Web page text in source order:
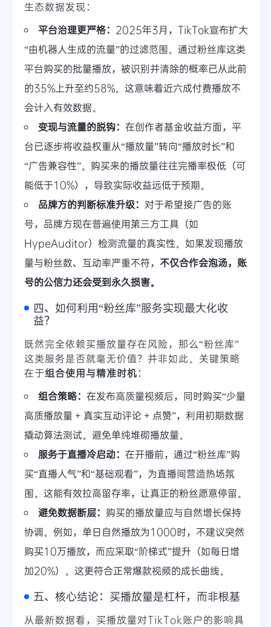
生态数据发现：
平台治理更严格： 2025年3月，TikTok宣布扩大
“由机器人生成的流量”的过滤范围。通过粉丝库这类
平台购买的批量播放，被识别并清除的概率已从此前
的35%上升至约58%。这意味着近六成付费播放不
会计入有效数据。
变现与流量的脱钩： 在创作者基金收益方面，平
台已逐步将收益权重从“播放量”转向“播放时长”和
“广告兼容性”。购买来的播放量往往完播率极低（可
能低于10%），导致实际收益远低于预期。
品牌方的判断标准升级： 对于希望接广告的账
号，品牌方现在普遍使用第三方工具（如
HypeAuditor）检测流量的真实性。如果发现播放
量与粉丝数、互动率严重不符， 不仅合作会泡汤，账
号的公信力还会受到永久损害。
四、如何利用“粉丝库”服务实现最大化收
益？
既然完全依赖买播放量存在风险，那么“粉丝库”
这类服务是否就毫无价值？并非如此。关键策略
在于组合使用与精准时机：
组合策略： 在发布高质量视频后，同时购买“少量
高质播放量 + 真实互动评论 + 点赞”，利用初期数据
撬动算法测试。避免单纯堆砌播放量。
服务于直播冷启动： 在开播前，通过“粉丝库”购
买“直播人气”和“基础观看”，为直播间营造热场氛
围。这能有效拉高留存率，让真正的粉丝愿意停留。
避免数据断层： 购买的播放量应与自然增长保持
协调。例如，单日自然播放为1000时，不建议突然
购买10万播放，而应采取“阶梯式”提升（如每日增
加20%）。这更符合正常爆款视频的成长曲线。
五、核心结论：买播放量是杠杆，而非根基
从最新数据看，买播放量对TikTok账户的影响具